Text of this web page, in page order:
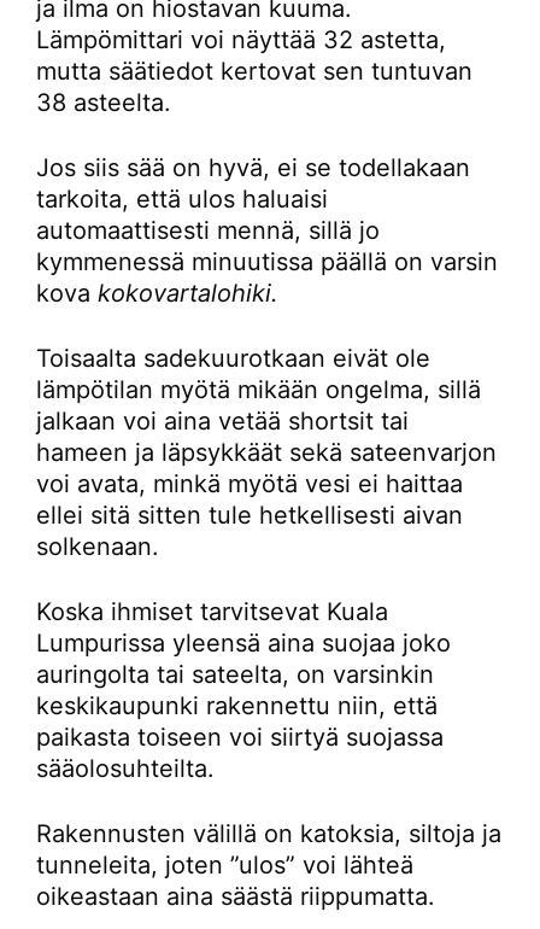
ja ilma on hiostavan kuuma.
Lämpömittari voi näyttää 32 astetta,
mutta säätiedot kertovat sen tuntuvan
38 asteelta.
Jos siis sää on hyvä, ei se todellakaan
tarkoita, että ulos haluaisi
automaattisesti mennä, sillä jo
kymmenessä minuutissa päällä on varsin
kova kokovartalohiki.
Toisaalta sadekuurotkaan eivät ole
lämpötilan myötä mikään ongelma, sillä
jalkaan voi aina vetää shortsit tai
hameen ja läpsykkäät sekä sateenvarjon
voi avata, minkä myötä vesi ei haittaa
ellei sitä sitten tule hetkellisesti aivan
solkenaan.
Koska ihmiset tarvitsevat Kuala
Lumpurissa yleensä aina suojaa joko
auringolta tai sateelta, on varsinkin
keskikaupunki rakennettu niin, että
paikasta toiseen voi siirtyä suojassa
sääolosuhteilta.
Rakennusten välillä on katoksia, siltoja ja
tunneleita, joten ”ulos” voi lähteä
oikeastaan aina säästä riippumatta.